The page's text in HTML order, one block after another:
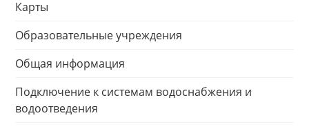
Карты
Образовательные учреждения
Общая информация
Подключение к системам водоснабжения и
водоотведения